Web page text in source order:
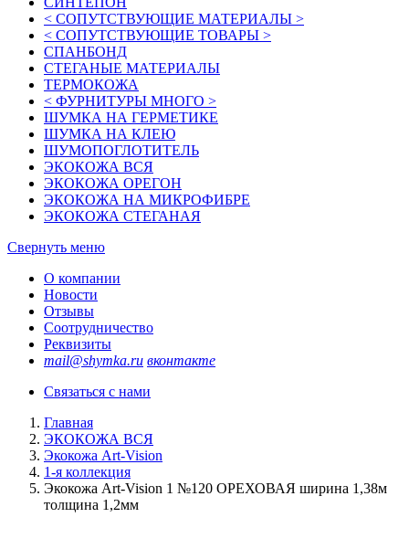
< СОПУТСТВУЮЩИЕ МАТЕРИАЛЫ >
< СОПУТСТВУЮЩИЕ ТОВАРЫ >
СПАНБОНД
СТЕГАНЫЕ МАТЕРИАЛЫ
ТЕРМОКОЖА
< ФУРНИТУРЫ МНОГО >
ШУМКА НА ГЕРМЕТИКЕ
ШУМКА НА КЛЕЮ
ШУМОПОГЛОТИТЕЛЬ
ЭКОКОЖА ВСЯ
ЭКОКОЖА ОРЕГОН
ЭКОКОЖА НА МИКРОФИБРЕ
ЭКОКОЖА СТЕГАНАЯ
Свернуть меню
О компании
Новости
Отзывы
Соотрудничество
Реквизиты
mail@shymka.ru вконтакте
Связаться с нами
Главная
ЭКОКОЖА ВСЯ
Экокожа Art-Vision
1-я коллекция
Экокожа Art-Vision 1 №120 ОРЕХОВАЯ ширина 1,38м
толщина 1,2мм